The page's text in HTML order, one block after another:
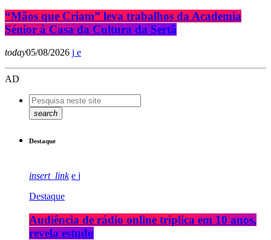
“Mãos que Criam” leva trabalhos da Academia
Sénior à Casa da Cultura da Sertã
today05/08/2026
AD
search
Destaque
insert_link
Destaque
Audiência de rádio online triplica em 10 anos,
revela estudo